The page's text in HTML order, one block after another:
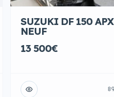
SUZUKI DF 150 APX
NEUF
13 500€